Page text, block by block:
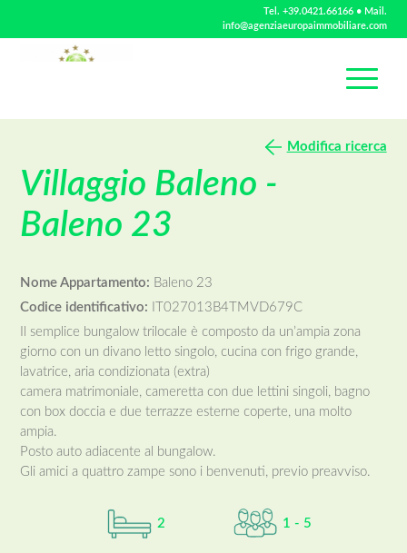
Tel. +39.0421.66166• Mail.
info@agenziaeuropaimmobiliare.com
Villaggio Baleno -
Baleno 23
Nome Appartamento: Baleno 23
Codice identificativo: IT027013B4TMVD679C
Il semplice bungalow trilocale è composto da un’ampia zona
giorno con un divano letto singolo, cucina con frigo grande,
lavatrice, aria condizionata (extra)
camera matrimoniale, cameretta con due lettini singoli, bagno
con box doccia e due terrazze esterne coperte, una molto
ampia.
Posto auto adiacente al bungalow.
Gli amici a quattro zampe sono i benvenuti, previo preavviso.
2 1 - 5
Modifica ricerca